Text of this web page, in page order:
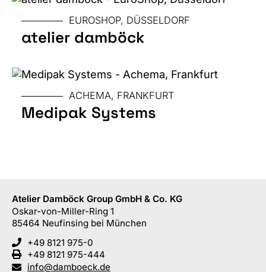
EUROSHOP, DÜSSELDORF
atelier damböck
MESSE
GRÖSSE
ACHEMA, FRANKFURT
Medipak Systems
Atelier Damböck Group GmbH & Co. KG
Oskar-von-Miller-Ring 1
85464 Neufinsing bei München
+49 8121 975-0
+49 8121 975-444
info@damboeck.de